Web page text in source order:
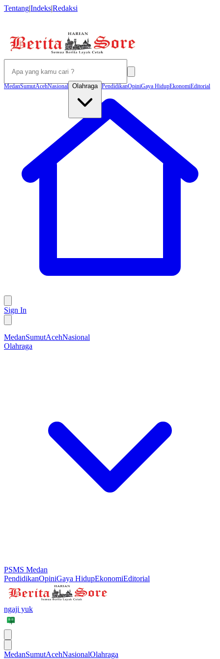
Tentang|Indeks|Redaksi
MedanSumutAcehNasional Olahraga PendidikanOpiniGaya HidupEkonomiEditorial
Sign In
MedanSumutAcehNasional
Olahraga
PSMS Medan
PendidikanOpiniGaya HidupEkonomiEditorial
ngaji yuk
MedanSumutAcehNasionalOlahraga